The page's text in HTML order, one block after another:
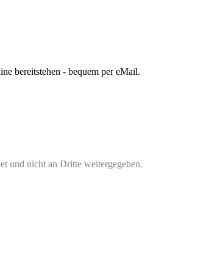
bereitstehen - bequem per eMail.
und nicht an Dritte weitergegeben.